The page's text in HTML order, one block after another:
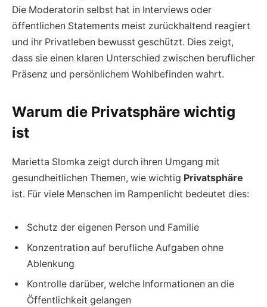
Die Moderatorin selbst hat in Interviews oder
öffentlichen Statements meist zurückhaltend reagiert
und ihr Privatleben bewusst geschützt. Dies zeigt,
dass sie einen klaren Unterschied zwischen beruflicher
Präsenz und persönlichem Wohlbefinden wahrt.
Warum die Privatsphäre wichtig
ist
Marietta Slomka zeigt durch ihren Umgang mit
gesundheitlichen Themen, wie wichtig Privatsphäre
ist. Für viele Menschen im Rampenlicht bedeutet dies:
Schutz der eigenen Person und Familie
Konzentration auf berufliche Aufgaben ohne
Ablenkung
Kontrolle darüber, welche Informationen an die
Öffentlichkeit gelangen